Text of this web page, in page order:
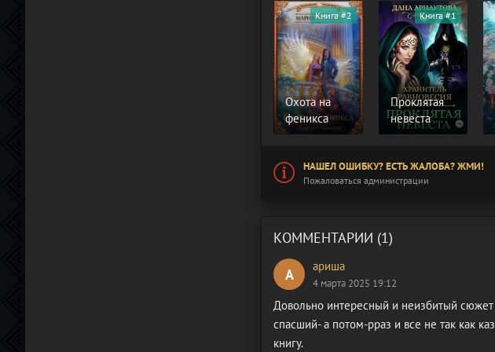
Охота на
феникса
Книга #2
Проклятая
невеста
Книга #1
НАШЕЛ ОШИБКУ? ЕСТЬ ЖАЛОБА? ЖМИ!
Пожаловаться администрации
КОММЕНТАРИИ (1)
А ариша
4 марта 2025 19:12
Довольно интересный и неизбитый сюжет
спасший- а потом-рраз и все не так как
книгу.